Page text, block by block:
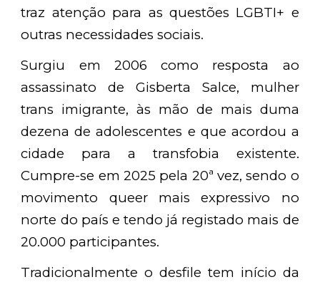
traz atenção para as questões LGBTI+ e
outras necessidades sociais.
Surgiu em 2006 como resposta ao
assassinato de Gisberta Salce, mulher
trans imigrante, às mão de mais duma
dezena de adolescentes e que acordou a
cidade para a transfobia existente.
Cumpre-se em 2025 pela 20ª vez, sendo o
movimento queer mais expressivo no
norte do país e tendo já registado mais de
20.000 participantes.
Tradicionalmente o desfile tem início da